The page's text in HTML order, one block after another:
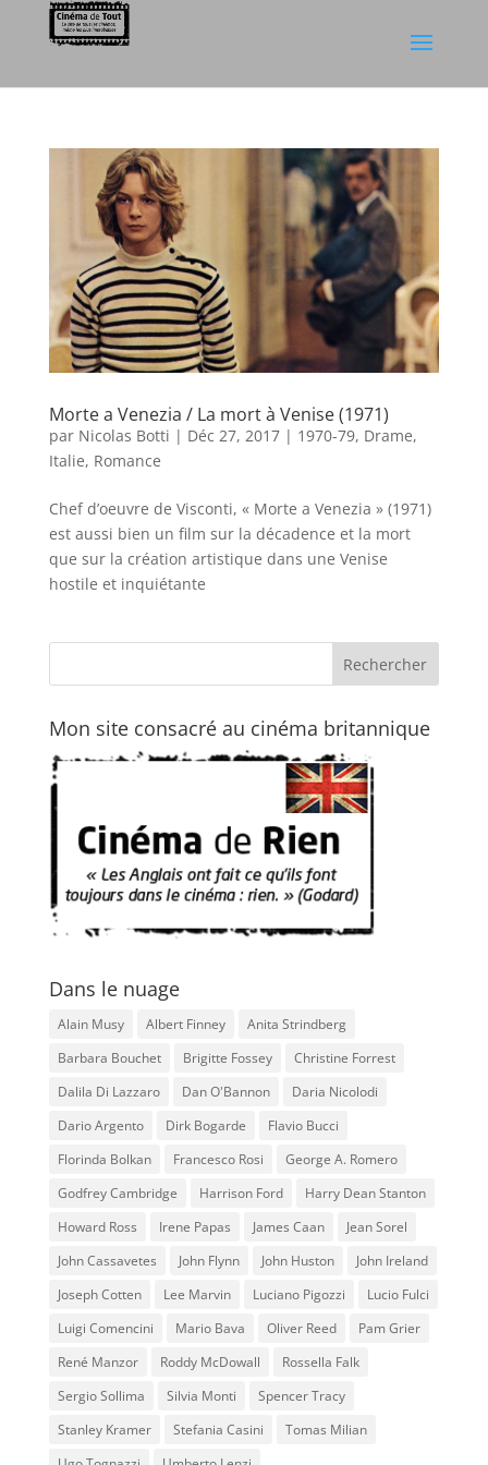
Morte a Venezia / La mort à Venise (1971)
par Nicolas Botti | Déc 27, 2017| 1970-79, Drame,
Italie, Romance
Chef d’oeuvre de Visconti, « Morte a Venezia » (1971)
est aussi bien un film sur la décadence et la mort
que sur la création artistique dans une Venise
hostile et inquiétante
Mon site consacré au cinéma britannique
Dans le nuage
Alain Musy Albert Finney
Anita Strindberg
Barbara Bouchet
Brigitte Fossey
Christine Forrest
Dalila Di Lazzaro
Dan O'Bannon
Daria Nicolodi
Dario Argento
Dirk Bogarde
Flavio Bucci
Florinda Bolkan
Francesco Rosi
George A. Romero
Godfrey Cambridge
Harrison Ford
Harry Dean Stanton
Howard Ross
Irene Papas James Caan
Jean Sorel
John Cassavetes
John Flynn John Huston
John Ireland
Joseph Cotten
Lee Marvin Luciano Pigozzi
Lucio Fulci
Luigi Comencini
Mario Bava Oliver Reed
Pam Grier
René Manzor
Roddy McDowall
Rossella Falk
Sergio Sollima
Silvia Monti
Spencer Tracy
Stanley Kramer
Stefania Casini
Tomas Milian